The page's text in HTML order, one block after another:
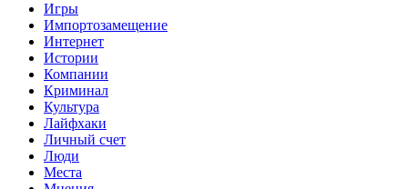
Игры
Импортозамещение
Интернет
Истории
Компании
Криминал
Культура
Лайфхаки
Личный счет
Люди
Места